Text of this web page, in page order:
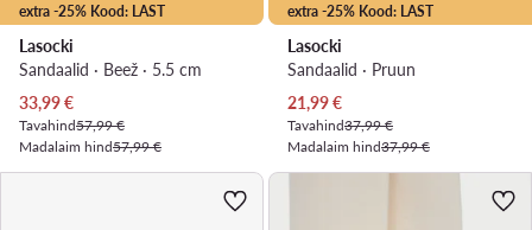
extra -25% Kood: LAST
Lasocki
Sandaalid · Beež · 5.5 cm
Praegune hind
33,99€
Tavahind57,99 €
Madalaim hind57,99 €
extra -25% Kood: LAST
Lasocki
Sandaalid · Pruun
Praegune hind
21,99€
Tavahind37,99 €
Madalaim hind37,99 €